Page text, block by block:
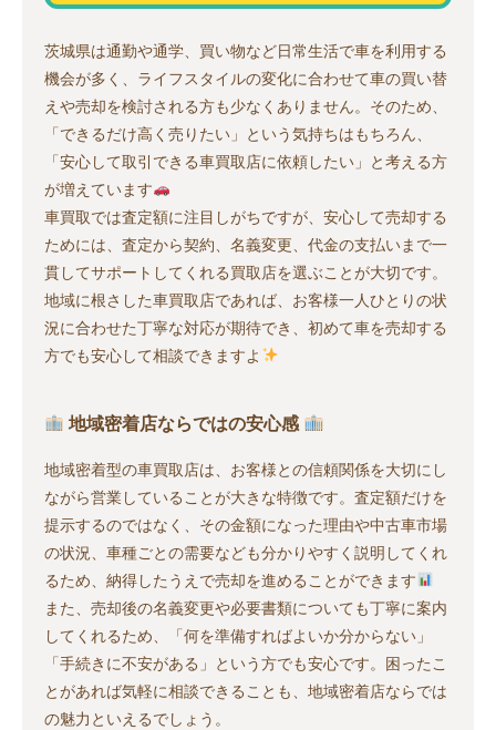
茨城県は通勤や通学、買い物など日常生活で車を利用する
機会が多く、ライフスタイルの変化に合わせて車の買い替
えや売却を検討される方も少なくありません。そのため、
「できるだけ高く売りたい」という気持ちはもちろん、
「安心して取引できる車買取店に依頼したい」と考える方
が増えています
車買取では査定額に注目しがちですが、安心して売却する
ためには、査定から契約、名義変更、代金の支払いまで一
貫してサポートしてくれる買取店を選ぶことが大切です。
地域に根さした車買取店であれば、お客様一人ひとりの状
況に合わせた丁寧な対応が期待でき、初めて車を売却する
方でも安心して相談できますよ
地域密着店ならではの安心感
地域密着型の車買取店は、お客様との信頼関係を大切にし
ながら営業していることが大きな特徴です。査定額だけを
提示するのではなく、その金額になった理由や中古車市場
の状況、車種ごとの需要なども分かりやすく説明してくれ
るため、納得したうえで売却を進めることができます
また、売却後の名義変更や必要書類についても丁寧に案内
してくれるため、「何を準備すればよいか分からない」
「手続きに不安がある」という方でも安心です。困ったこ
とがあれば気軽に相談できることも、地域密着店ならでは
の魅力といえるでしょう。